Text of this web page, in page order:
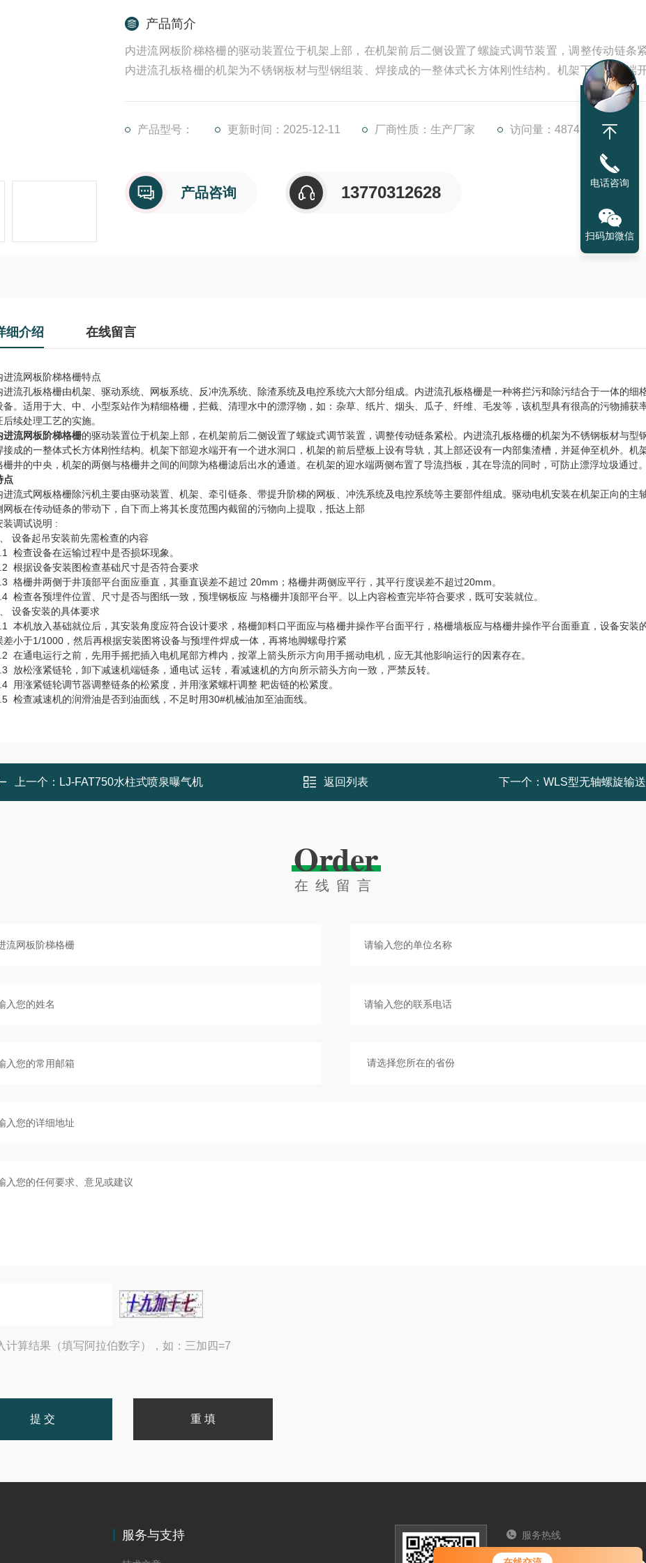
您好！欢迎前来咨询，很高兴为您
产品简介
内进流网板阶梯格栅的驱动装置位于机架上部，在机架前后二侧设置了螺旋式调节装置，调整传动链条
内进流孔板格栅的机架为不锈钢板材与型钢组装、焊接成的一整体式长方体刚性结构。机架下部迎水端
个进水洞口，机架的前后壁板上设有导轨，其上部还设有一内部集渣槽，并延伸至机外。机架安装于格
中央，机架的两侧与格栅井之间的间隙为格栅滤后出水的通道。在机架的迎水端两侧布置了导流挡板，
流的同时，可防止
产品型号： 更新时间：2025-12-11 厂商性质：生产厂家 访问量：4874
产品咨询 13770312628
细介绍 在线留言
进流网板阶梯格栅特点
进流孔板格栅由机架、驱动系统、网板系统、反冲洗系统、除渣系统及电控系统六大部分组成。内进流孔板格栅是一种将拦污和除污结合于一体的细
备。适用于大、中、小型泵站作为精细格栅，拦截、清理水中的漂浮物，如：杂草、纸片、烟头、瓜子、纤维、毛发等，该机型具有很高的污物捕获
后续处理工艺的实施。
进流网板阶梯格栅的驱动装置位于机架上部，在机架前后二侧设置了螺旋式调节装置，调整传动链条紧松。内进流孔板格栅的机架为不锈钢板材与型
接成的一整体式长方体刚性结构。机架下部迎水端开有一个进水洞口，机架的前后壁板上设有导轨，其上部还设有一内部集渣槽，并延伸至机外。机
栅井的中央，机架的两侧与格栅井之间的间隙为格栅滤后出水的通道。在机架的迎水端两侧布置了导流挡板，其在导流的同时，可防止漂浮垃圾通过
点
进流式网板格栅除污机主要由驱动装置、机架、牵引链条、带提升阶梯的网板、冲洗系统及电控系统等主要部件组成。驱动电机安装在机架正向的主
网板在传动链条的带动下，自下而上将其长度范围内截留的污物向上提取，抵达上部
装调试说明 :
设备起吊安装前先需检查的内容
检查设备在运输过程中是否损坏现象。
根据设备安装图检查基础尺寸是否符合要求
格栅井两侧于井顶部平台面应垂直，其垂直误差不超过 20mm；格栅井两侧应平行，其平行度误差不超过20mm。
检查各预埋件位置、尺寸是否与图纸一致，预埋钢板应 与格栅井顶部平台平。以上内容检查完毕符合要求，既可安装就位。
设备安装的具体要求
本机放入基础就位后，其安装角度应符合设计要求，格栅卸料口平面应与格栅井操作平台面平行，格栅墙板应与格栅井操作平台面垂直，设备安装
差小于1/1000，然后再根据安装图将设备与预埋件焊成一体，再将地脚螺母拧紧
在通电运行之前，先用手摇把插入电机尾部方榫内，按罩上箭头所示方向用手摇动电机，应无其他影响运行的因素存在。
放松涨紧链轮，卸下减速机端链条，通电试 运转，看减速机的方向所示箭头方向一致，严禁反转。
用涨紧链轮调节器调整链条的松紧度，并用涨紧螺杆调整 耙齿链的松紧度。
检查减速机的润滑油是否到油面线，不足时用30#机械油加至油面线。
上一个： LJ-FAT750水柱式喷泉曝气机 返回列表 下一个： WLS型无轴螺旋输
Order
在线留言
计算结果（填写阿拉伯数字），如：三加四=7
服务与支持 服务热线
电话咨询
扫码加微信